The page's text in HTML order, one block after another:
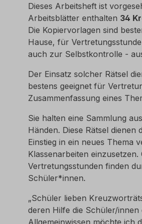
Dieses Arbeitsheft ist
Arbeitsblätter enthalten 34
Die Kopiervorlagen sind
Hause, für
auch zur Selbstkontrolle -
Der Einsatz solcher Rätsel
bestens geeignet für
Zusammenfassung eines
Sie halten eine Sammlung
Händen. Diese Rätsel dienen
Einstieg in ein neues Thema
Klassenarbeiten
Vertretungsstunden finden
Schüler*innen.
„Schüler lieben
deren Hilfe die Schüler/
Allgemeinwissen möchte ich